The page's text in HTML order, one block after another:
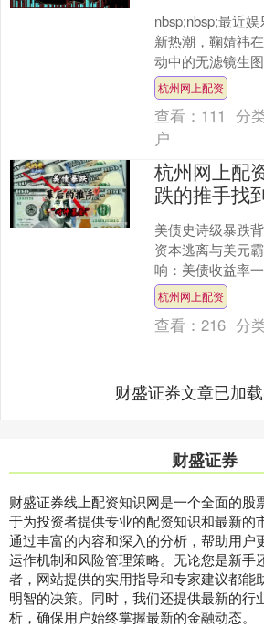
nbsp;nbsp;最近
新热潮，鞠婧祎
动中的无滤镜生
剧宣现场，她以
长直造型亮....
杭州网上配资
查看： 111 分
户
杭州网上配
跌的推手找
美债史诗级暴跌
资本逃离与美元
响：美债收益率
上配资，全球金
月初，美国....
杭州网上配资
查看：216 分
财盛证券文章已加
财盛证券
财盛证券线上配资知识网是一个全面的股
于为投资者提供专业的配资知识和最新的
通过丰富的内容和深入的分析，帮助用户
运作机制和风险管理策略。无论您是新手
者，网站提供的实用指导和专家建议都能
明智的决策。同时，我们还提供最新的行
析，确保用户始终掌握最新的金融动态。